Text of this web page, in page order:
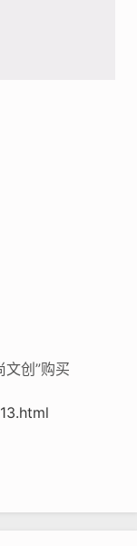
文创”购买